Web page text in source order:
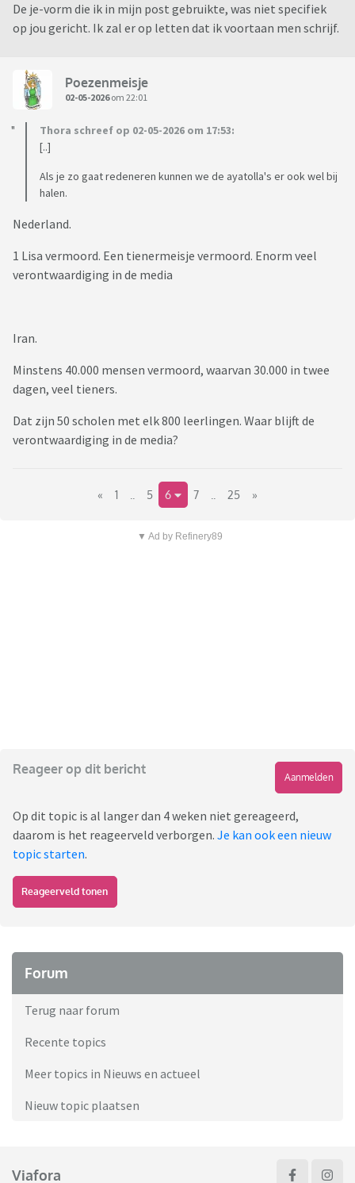
De je-vorm die ik in mijn post gebruikte, was niet specifiek
op jou gericht. Ik zal er op letten dat ik voortaan men schrijf.
Poezenmeisje
02-05-2026om 22:01
Thora schreef op 02-05-2026 om 17:53:
[..]
Als je zo gaat redeneren kunnen we de ayatolla's er ook wel bij
halen.
Nederland.
1 Lisa vermoord. Een tienermeisje vermoord. Enorm veel
verontwaardiging in de media
Iran.
Minstens 40.000 mensen vermoord, waarvan 30.000 in twee
dagen, veel tieners.
Dat zijn 50 scholen met elk 800 leerlingen. Waar blijft de
verontwaardiging in de media?
« 1 5 6 7 25 »
▼ Ad by Refinery89
Reageer op dit bericht
Aanmelden
Op dit topic is al langer dan 4 weken niet gereageerd,
daarom is het reageerveld verborgen. Je kan ook een nieuw
topic starten.
Reageerveld tonen
Forum
Terug naar forum
Recente topics
Meer topics in Nieuws en actueel
Nieuw topic plaatsen
Viafora